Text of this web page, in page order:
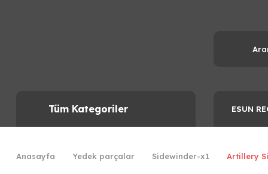
Tüm Kategoriler ESUN
Anasayfa Yedek parçalar Sidewinder-x1 Artillery